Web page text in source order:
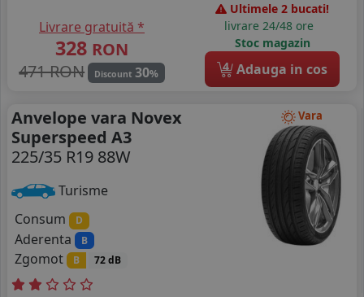
Livrare gratuită *
328 RON
471 RON
Discount 30%
Ultimele 2 bucati!
livrare 24/48 ore
Stoc magazin
4 Adauga in cos
Vara
Anvelope vara Novex
Superspeed A3
225/35 R19 88W
Turisme
Consum
D
Aderenta B
Zgomot B 72 dB